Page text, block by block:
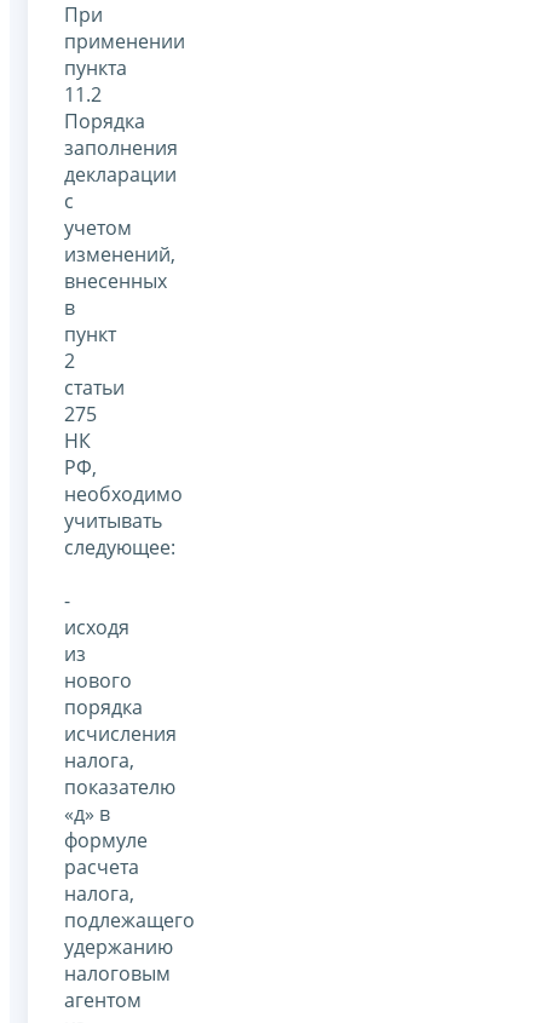
При
применении
пункта
11.2
Порядка
заполнения
декларации
с
учетом
изменений,
внесенных
в
пункт
2
статьи
275
НК
РФ,
необходимо
учитывать
следующее:
-
исходя
из
нового
порядка
исчисления
налога,
показателю
«д» в
формуле
расчета
налога,
подлежащего
удержанию
налоговым
агентом